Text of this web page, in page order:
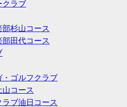
クラブ
杉山コース
田代コース
・ゴルフクラブ
コース
ブ油日コース